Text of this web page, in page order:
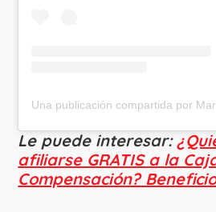
Le puede interesar:
afiliarse GRATIS a la
Compensación?